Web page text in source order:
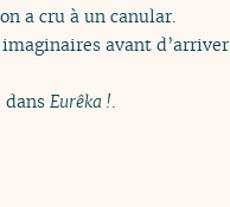
a cru à un canular.
imaginaires avant d’arriver
Eurêka !